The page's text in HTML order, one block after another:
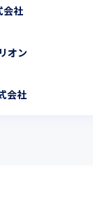
会社
オン
会社